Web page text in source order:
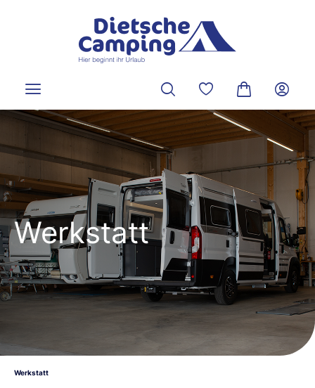
Du hast 0 Produkte
Warenkorb
Werkstatt
Werkstatt